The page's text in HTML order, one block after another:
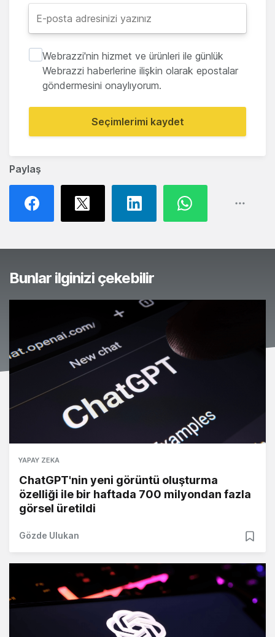
Paylaş
Webrazzi'nin hizmet ve ürünleri ile günlük
Webrazzi haberlerine ilişkin olarak epostalar
göndermesini onaylıyorum.
Seçimlerimi kaydet
Bunlar ilginizi çekebilir
YAPAY ZEKA
ChatGPT'nin yeni görüntü oluşturma
özelliği ile bir haftada 700 milyondan fazla
görsel üretildi
Gözde Ulukan